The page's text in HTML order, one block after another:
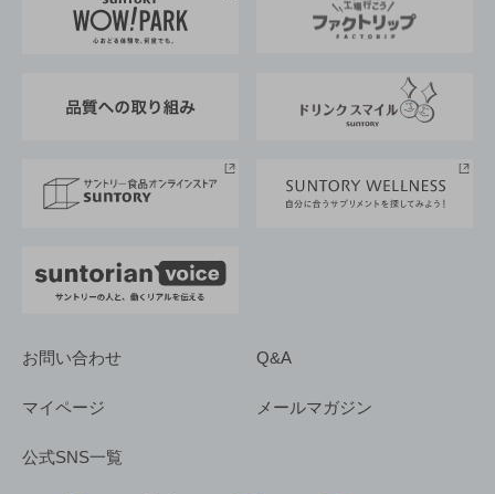
地域情報
サントリーサンバーズ大阪
サントリーが考えるサステナビリティ経営
企業概要
採用情報
お問い合わせ Q&A
マイページ メールマガジン
公式SNS一覧